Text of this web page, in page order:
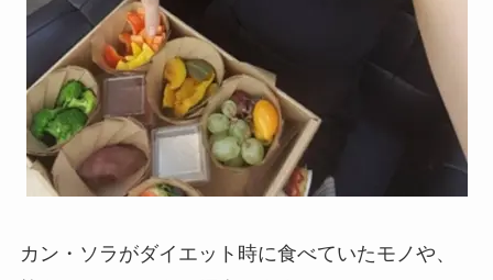
カン・ソラがダイエット時に食べていたモノや、